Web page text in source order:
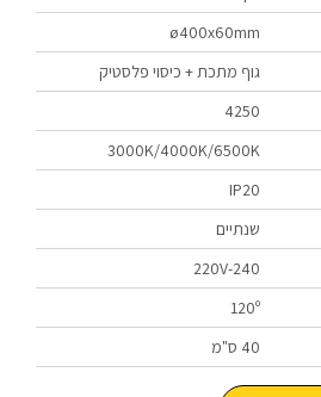
ø400x60mm
גוף מתכת + כיסוי פלסטיק
4250
3000K/4000K/6500K
IP20
שנתיים
220V-240
120º
40 ס"מ